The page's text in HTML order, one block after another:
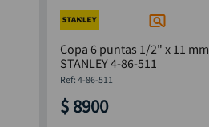
Copa 6 puntas 1/2" x 11 mm
STANLEY 4-86-511
: 4-86-511
$ 8900